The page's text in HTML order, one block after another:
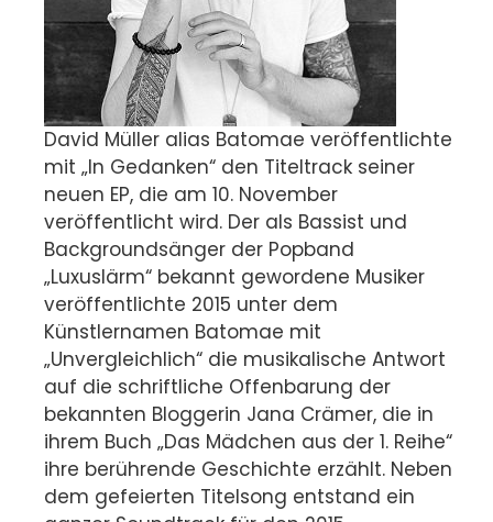
David Müller alias Batomae veröffentlichte
mit „In Gedanken“ den Titeltrack seiner
neuen EP, die am 10. November
veröffentlicht wird. Der als Bassist und
Backgroundsänger der Popband
„Luxuslärm“ bekannt gewordene Musiker
veröffentlichte 2015 unter dem
Künstlernamen Batomae mit
„Unvergleichlich“ die musikalische Antwort
auf die schriftliche Offenbarung der
bekannten Bloggerin Jana Crämer, die in
ihrem Buch „Das Mädchen aus der 1. Reihe“
ihre berührende Geschichte erzählt. Neben
dem gefeierten Titelsong entstand ein